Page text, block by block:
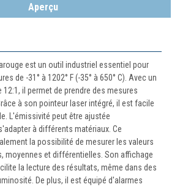
Aperçu
est un outil industriel essentiel pour
de -31° à 1202° F (-35° à 650° C). Avec un
il permet de prendre des mesures
à son pointeur laser intégré, il est facile
L'émissivité peut être ajustée
à différents matériaux. Ce
la possibilité de mesurer les valeurs
moyennes et différentielles. Son affichage
la lecture des résultats, même dans des
De plus, il est équipé d'alarmes